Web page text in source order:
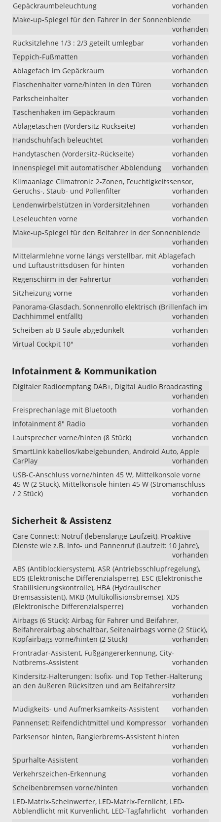
Gepäckraumbeleuchtung
vorhanden
Make-up-Spiegel für den Fahrer in der Sonnenblende
vorhanden
Rücksitzlehne 1/3 : 2/3 geteilt umlegbar
vorhanden
Teppich-Fußmatten
vorhanden
Ablagefach im Gepäckraum
vorhanden
Flaschenhalter vorne/hinten in den Türen
vorhanden
Parkscheinhalter
vorhanden
Taschenhaken im Gepäckraum
vorhanden
Ablagetaschen (Vordersitz-Rückseite)
vorhanden
Handschuhfach beleuchtet
vorhanden
Handytaschen (Vordersitz-Rückseite)
vorhanden
Innenspiegel mit automatischer Abblendung
vorhanden
Klimaanlage Climatronic 2-Zonen, Feuchtigkeitssensor,
Geruchs-, Staub- und Pollenfilter
vorhanden
Lendenwirbelstützen in Vordersitzlehnen
vorhanden
Leseleuchten vorne
vorhanden
Make-up-Spiegel für den Beifahrer in der Sonnenblende
vorhanden
Mittelarmlehne vorne längs verstellbar, mit Ablagefach
und Luftaustrittsdüsen für hinten
vorhanden
Regenschirm in der Fahrertür
vorhanden
Sitzheizung vorne
vorhanden
Panorama-Glasdach, Sonnenrollo elektrisch (Brillenfach im
Dachhimmel entfällt)
vorhanden
Scheiben ab B-Säule abgedunkelt
vorhanden
Virtual Cockpit 10"
vorhanden
Infotainment & Kommunikation
Digitaler Radioempfang DAB+, Digital Audio Broadcasting
vorhanden
Freisprechanlage mit Bluetooth
vorhanden
Infotainment 8" Radio
vorhanden
Lautsprecher vorne/hinten (8 Stück)
vorhanden
SmartLink kabellos/kabelgebunden, Android Auto, Apple
CarPlay
vorhanden
USB-C-Anschluss vorne/hinten 45 W, Mittelkonsole vorne
45 W (2 Stück), Mittelkonsole hinten 45 W (Stromanschluss
/ 2 Stück)
vorhanden
Sicherheit & Assistenz
Care Connect: Notruf (lebenslange Laufzeit), Proaktive
Dienste wie z.B. Info- und Pannenruf (Laufzeit: 10 Jahre),
vorhanden
ABS (Antiblockiersystem), ASR (Antriebsschlupfregelung),
EDS (Elektronische Differenzialsperre), ESC (Elektronische
Stabilisierungskontrolle), HBA (Hydraulischer
Bremsassistent), MKB (Multikollisionsbremse), XDS
(Elektronische Differenzialsperre)
vorhanden
Airbags (6 Stück): Airbag für Fahrer und Beifahrer,
Beifahrerairbag abschaltbar, Seitenairbags vorne (2 Stück),
Kopfairbags vorne/hinten (2 Stück)
vorhanden
Frontradar-Assistent, Fußgängererkennung, City-
Notbrems-Assistent
vorhanden
Kindersitz-Halterungen: Isofix- und Top Tether-Halterung
an den äußeren Rücksitzen und am Beifahrersitz
vorhanden
Müdigkeits- und Aufmerksamkeits-Assistent
vorhanden
Pannenset: Reifendichtmittel und Kompressor
vorhanden
Parksensor hinten, Rangierbrems-Assistent hinten
vorhanden
Spurhalte-Assistent
vorhanden
Verkehrszeichen-Erkennung
vorhanden
Scheibenbremsen vorne/hinten
vorhanden
LED-Matrix-Scheinwerfer, LED-Matrix-Fernlicht, LED-
Abblendlicht mit Kurvenlicht, LED-Tagfahrlicht
vorhanden